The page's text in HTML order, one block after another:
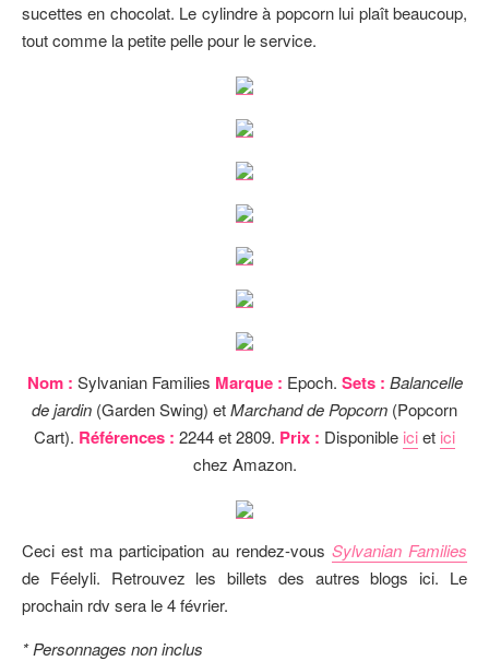
sucettes en chocolat. Le cylindre à popcorn lui plaît beaucoup,
tout comme la petite pelle pour le service.
Nom : Sylvanian Families Marque : Epoch. Sets : Balancelle
de jardin (Garden Swing) etMarchand de Popcorn (Popcorn
Cart). Références : 2244 et 2809. Prix : Disponible iciet ici
chez Amazon.
Ceci est ma participation au rendez-vous Sylvanian Families
de Féelyli. Retrouvez les billets des autres blogs ici. Le
prochain rdv sera le 4 février.
* Personnages non inclus